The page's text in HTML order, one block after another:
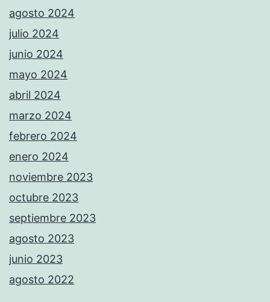
agosto 2024
julio 2024
junio 2024
mayo 2024
abril 2024
marzo 2024
febrero 2024
enero 2024
noviembre 2023
octubre 2023
septiembre 2023
agosto 2023
junio 2023
agosto 2022